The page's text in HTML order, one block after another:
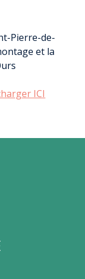
Pierre-de-
et la
ICI